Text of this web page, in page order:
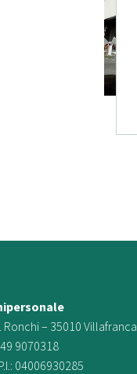
– 35010 Villafranca
9070318
04006930285